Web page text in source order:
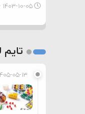
۱۴۰۳-۱۰-۰۵
۱۴۰۵-۰۵-